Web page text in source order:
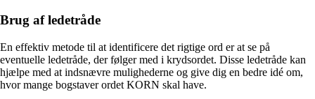
Brug af ledetråde
En effektiv metode til at identificere det rigtige ord er at se på
eventuelle ledetråde, der følger med i krydsordet. Disse ledetråde kan
hjælpe med at indsnævre mulighederne og give dig en bedre idé om,
hvor mange bogstaver ordet KORN skal have.